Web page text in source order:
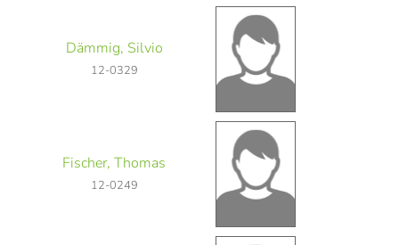
Dämmig, Silvio
12-0329
Fischer, Thomas
12-0249